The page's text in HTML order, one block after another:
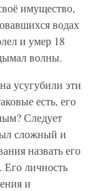
имущество,
водах
и умер 18
волны.
усугубили эти
есть, его
Следует
сложный и
назвать его
личность
и